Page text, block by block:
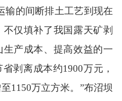
输的间断排土工艺到现在
仅填补了我国露天矿剥
产成本、提高效益的一
剥离成本约1900万元，
1150万立方米。”布沼坝